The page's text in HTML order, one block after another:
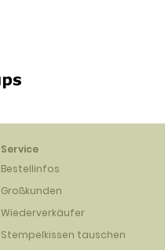
Service
Bestellinfos
Großkunden
Wiederverkäufer
Stempelkissen tauschen